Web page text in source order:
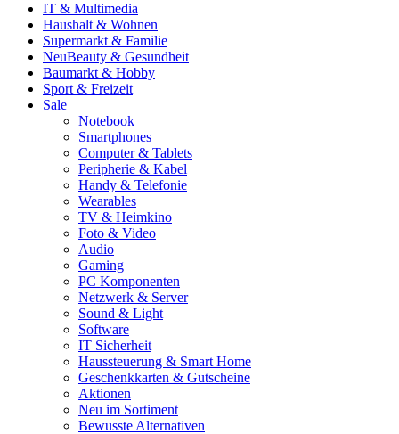
IT & Multimedia
Haushalt & Wohnen
Supermarkt & Familie
NeuBeauty & Gesundheit
Baumarkt & Hobby
Sport & Freizeit
Sale
Notebook
Smartphones
Computer & Tablets
Peripherie & Kabel
Handy & Telefonie
Wearables
TV & Heimkino
Foto & Video
Audio
Gaming
PC Komponenten
Netzwerk & Server
Sound & Light
Software
IT Sicherheit
Haussteuerung & Smart Home
Geschenkkarten & Gutscheine
Aktionen
Neu im Sortiment
Bewusste Alternativen